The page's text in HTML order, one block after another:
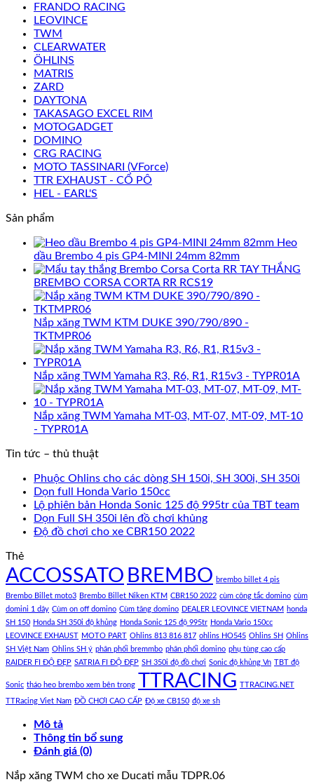
FRANDO RACING
LEOVINCE
TWM
CLEARWATER
ÖHLINS
MATRIS
ZARD
DAYTONA
TAKASAGO EXCEL RIM
MOTOGADGET
DOMINO
CRG RACING
MOTO TASSINARI (VForce)
TTR EXHAUST - CỔ PÔ
HEL - EARL'S
Sản phẩm
Heo
dầu Brembo 4 pis GP4-MINI 24mm 82mm
TAY THẮNG
BREMBO CORSA CORTA RR RCS19
Nắp xăng TWM KTM DUKE 390/790/890 -
TKTMPR06
Nắp xăng TWM Yamaha R3, R6, R1, R15v3 - TYPR01A
Nắp xăng TWM Yamaha MT-03, MT-07, MT-09, MT-10
- TYPR01A
Tin tức – thủ thuật
Phuộc Ohlins cho các dòng SH 150i, SH 300i, SH 350i
Dọn full Honda Vario 150cc
Lộ phiên bản Honda Sonic 125 độ 995tr của TBT team
Dọn Full SH 350i lên đồ chơi khủng
Độ đồ chơi cho xe CBR150 2022
Thẻ
ACCOSSATO BREMBO brembo billet 4 pis
Brembo Billet moto3 Brembo Billet Niken KTM CBR150 2022 cùm công tắc domino cùm
domini 1 dây Cùm on off domino Cùm tăng domino DEALER LEOVINCE VIETNAM honda
SH 150 Honda SH 350i độ khủng Honda Sonic 125 độ 995tr Honda Vario 150cc
LEOVINCE EXHAUST MOTO PART Ohlins 813 816 817 ohlins HO545 Ohlins SH Ohlins
SH Việt Nam Ohlins SH ý phân phối bremmbo phân phối domino phụ tùng cao cấp
RAIDER FI ĐỘ ĐẸP SATRIA FI ĐỘ ĐẸP SH 350i độ đồ chơi Sonic độ khủng Vn TBT độ
Sonic tháo heo brembo xem bên trong TTRACING TTRACING.NET
TTRacing Viet Nam ĐỒ CHƠI CAO CẤP Độ xe CB150 độ xe sh
Mô tả
Thông tin bổ sung
Đánh giá (0)
Nắp xăng TWM cho xe Ducati mẫu TDPR.06